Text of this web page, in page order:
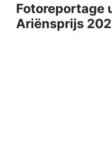
Fotoreportage
Ariënsprijs